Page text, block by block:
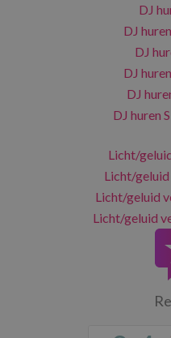
DJ
DJ
DJ
DJ
DJ
DJ huren
Licht/
Licht/
Licht/geluid
Licht/geluid